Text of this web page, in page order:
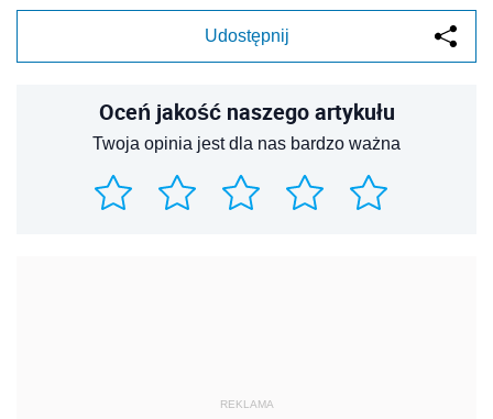
Udostępnij
Oceń jakość naszego artykułu
Twoja opinia jest dla nas bardzo ważna
REKLAMA